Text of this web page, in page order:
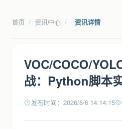
首页 / 资讯中心 / 资讯详情
VOC/COCO/
战：Python脚本
发布时间：2026/8/6 14:14:15